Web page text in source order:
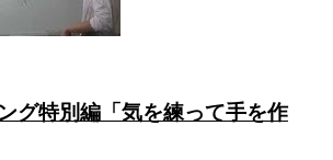
グ特別編「気を練って手を作